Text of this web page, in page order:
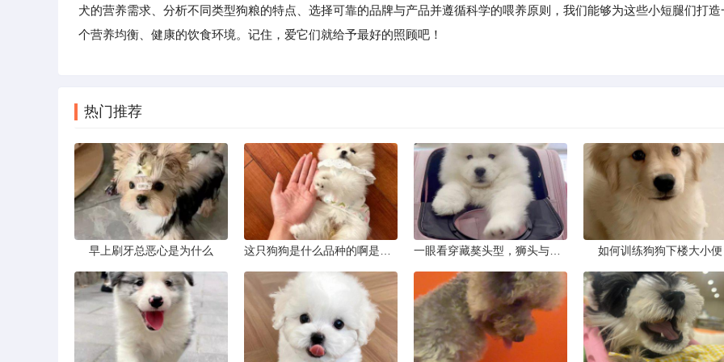
犬的营养需求、分析不同类型狗粮的特点、选择可靠的品牌与产品并遵循科学的喂养原则，我们能够为这些小短腿们打造
个营养均衡、健康的饮食环境。记住，爱它们就给予最好的照顾吧！
热门推荐
早上刷牙总恶心是为什么 如何训练狗狗下楼大小便